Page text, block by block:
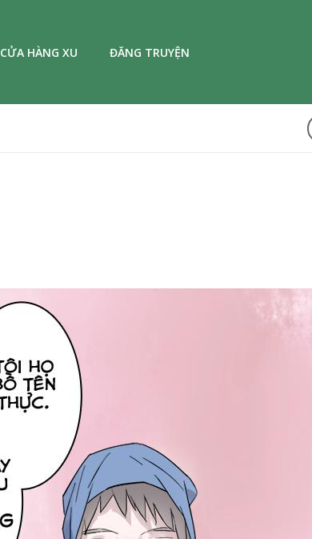
CỬA HÀNG XU ĐĂNG TRUYỆN